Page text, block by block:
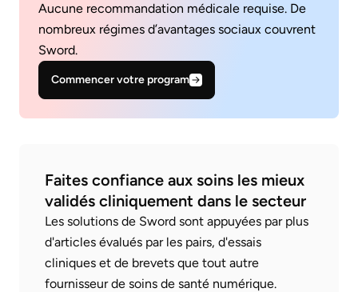
Aucune recommandation médicale requise. De
nombreux régimes d’avantages sociaux couvrent
Sword.
Commencer votre program
Faites confiance aux soins les mieux
validés cliniquement dans le secteur
Les solutions de Sword sont appuyées par plus
d'articles évalués par les pairs, d'essais
cliniques et de brevets que tout autre
fournisseur de soins de santé numérique.